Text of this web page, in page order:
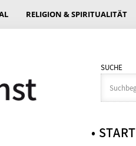
RELIGION & SPIRITUALITÄT
SUCHE
START